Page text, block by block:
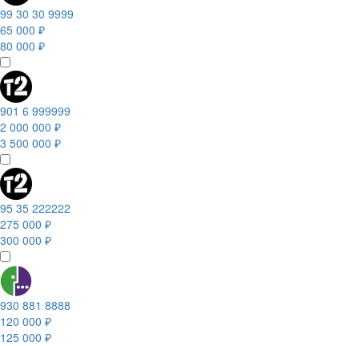
99 30 30 9999
65 000 ₽
80 000 ₽
901 6 999999
2 000 000 ₽
3 500 000 ₽
95 35 222222
275 000 ₽
300 000 ₽
930 881 8888
120 000 ₽
125 000 ₽